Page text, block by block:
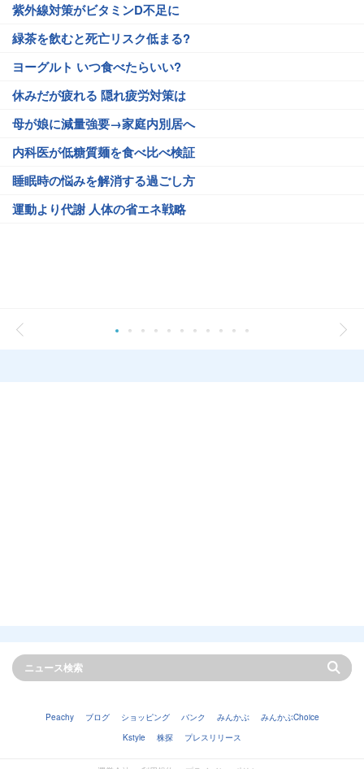
紫外線対策がビタミンD不足に
緑茶を飲むと死亡リスク低まる?
ヨーグルト いつ食べたらいい?
休みだが疲れる 隠れ疲労対策は
母が娘に減量強要→家庭内別居へ
内科医が低糖質麺を食べ比べ検証
睡眠時の悩みを解消する過ごし方
運動より代謝 人体の省エネ戦略
Peachy ブログ ショッピング バンク みんかぶ
みんかぶChoice
Kstyle
株探 プレスリリース